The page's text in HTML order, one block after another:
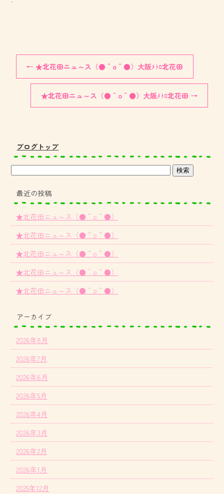
← ★北花田ニュ～ス（●＾o＾●）大阪ﾒﾄﾛ北花田
★北花田ニュ～ス（●＾o＾●）大阪ﾒﾄﾛ北花田 →
ブログトップ
最近の投稿
★北花田ニュ～ス（●＾o＾●）
★北花田ニュ～ス（●＾o＾●）
★北花田ニュ～ス（●＾o＾●）
★北花田ニュ～ス（●＾o＾●）
★北花田ニュ～ス（●＾o＾●）
アーカイブ
2026年8月
2026年7月
2026年6月
2026年5月
2026年4月
2026年3月
2026年2月
2026年1月
2025年12月